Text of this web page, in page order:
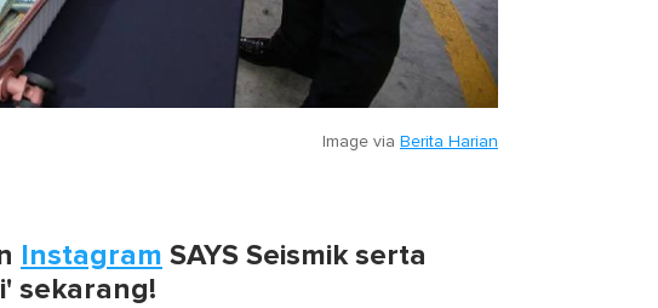
Image via Berita Harian
Instagram SAYS Seismik serta
sekarang!